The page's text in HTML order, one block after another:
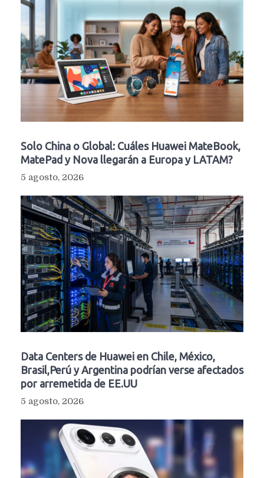
Solo China o Global: Cuáles Huawei MateBook,
MatePad y Nova llegarán a Europa y LATAM?
5 agosto, 2026
Data Centers de Huawei en Chile, México,
Brasil,Perú y Argentina podrían verse afectados
por arremetida de EE.UU
5 agosto, 2026